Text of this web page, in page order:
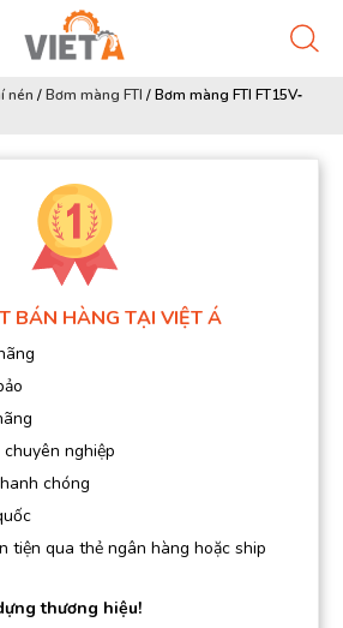
nén /Bơm màng FTI /Bơm màng FTI FT15V‐
BÁN HÀNG TẠI VIỆT Á
nghiệp
chóng
tiện qua thẻ ngân hàng hoặc ship
thương hiệu!